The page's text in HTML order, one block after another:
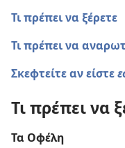
Τι πρέπει να ξέρετε
Τι πρέπει να
Σκεφτείτε αν είστε
Τι πρέπει να
Τα Οφέλη